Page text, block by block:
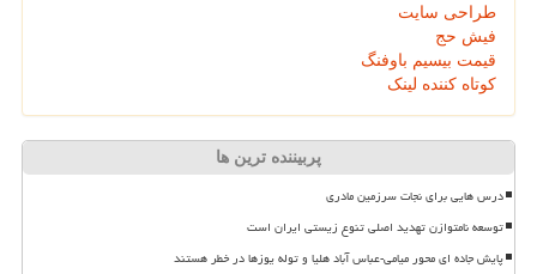
طراحی سایت
فیش حج
قیمت بیسیم باوفنگ
کوتاه کننده لینک
پربیننده ترین ها
درس هایی برای نجات سرزمین مادری
توسعه نامتوازن تهدید اصلی تنوع زیستی ایران است
پایش جاده ای محور میامی-عباس آباد هلیا و توله یوزها در خطر هستند